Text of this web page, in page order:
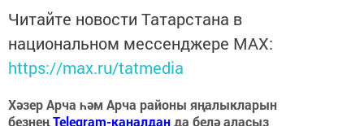
Читайте новости Татарстана в
национальном мессенджере MАХ:
https://max.ru/tatmedia
Хәзер Арча һәм Арча районы яңалыкларын
безнеңTelegram-каналданда белә аласыз